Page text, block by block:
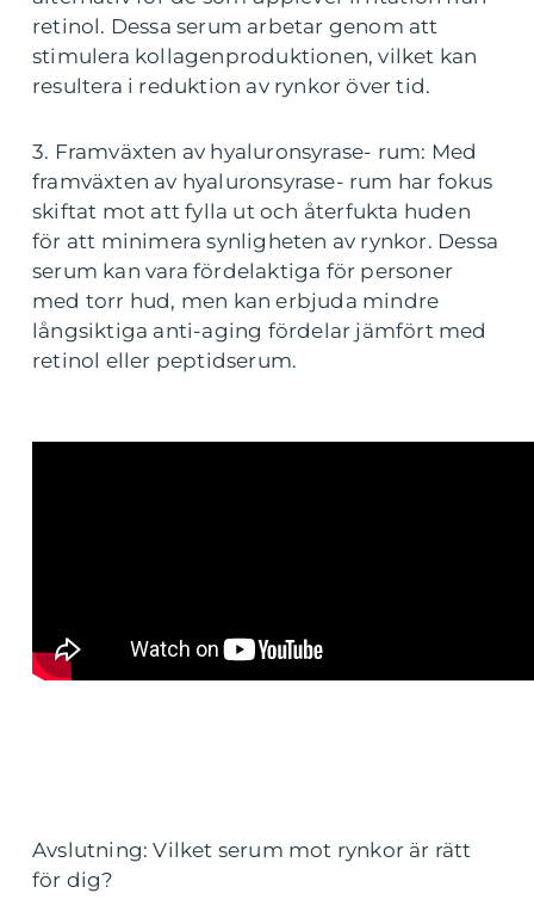
retinol. Dessa serum arbetar genom att
stimulera kollagenproduktionen, vilket kan
resultera i reduktion av rynkor över tid.
3. Framväxten av hyaluronsyrase- rum: Med
framväxten av hyaluronsyrase- rum har fokus
skiftat mot att fylla ut och återfukta huden
för att minimera synligheten av rynkor. Dessa
serum kan vara fördelaktiga för personer
med torr hud, men kan erbjuda mindre
långsiktiga anti-aging fördelar jämfört med
retinol eller peptidserum.
Avslutning: Vilket serum mot rynkor är rätt
för dig?